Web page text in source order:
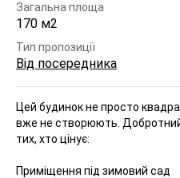
Загальна площа
170 м2
Тип пропозиції
Від посередника
Цей будинок не просто
вже не створюють.
тих, хто цінує:
Приміщення під зимовий сад